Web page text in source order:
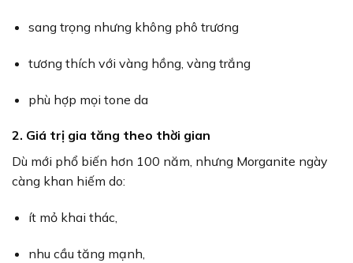
sang trọng nhưng không phô trương
tương thích với vàng hồng, vàng trắng
phù hợp mọi tone da
2. Giá trị gia tăng theo thời gian
Dù mới phổ biến hơn 100 năm, nhưng Morganite ngày
càng khan hiếm do:
ít mỏ khai thác,
nhu cầu tăng mạnh,